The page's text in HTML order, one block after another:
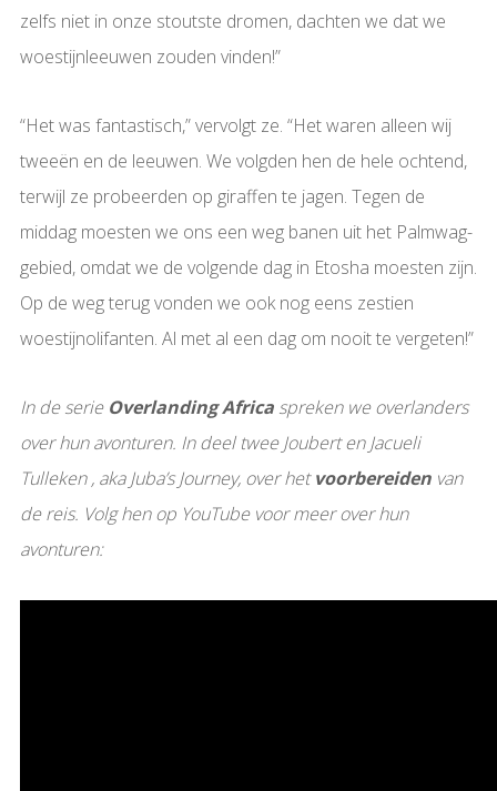
zelfs niet in onze stoutste dromen, dachten we dat we
woestijnleeuwen zouden vinden!”
“Het was fantastisch,” vervolgt ze. “Het waren alleen wij
tweeën en de leeuwen. We volgden hen de hele ochtend,
terwijl ze probeerden op giraffen te jagen. Tegen de
middag moesten we ons een weg banen uit het Palmwag-
gebied, omdat we de volgende dag in Etosha moesten zijn.
Op de weg terug vonden we ook nog eens zestien
woestijnolifanten. Al met al een dag om nooit te vergeten!”
In de serie Overlanding Africaspreken we overlanders
over hun avonturen. In deel twee Joubert en Jacueli
Tulleken , aka Juba’s Journey, over hetvoorbereidenvan
de reis. Volg hen op YouTube voor meer over hun
avonturen: